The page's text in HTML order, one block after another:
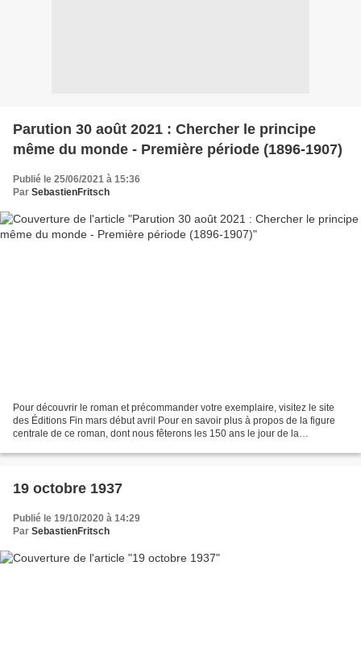
Parution 30 août 2021 : Chercher le principe
même du monde - Première période (1896-1907)
Publié le 25/06/2021 à 15:36
Par SebastienFritsch
Pour découvrir le roman et précommander votre exemplaire, visitez le site
des Éditions Fin mars début avril Pour en savoir plus à propos de la figure
centrale de ce roman, dont nous fêterons les 150 ans le jour de la
19 octobre 1937
Publié le 19/10/2020 à 14:29
Par SebastienFritsch